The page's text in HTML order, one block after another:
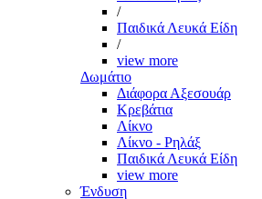
/
Παιδικά Λευκά Είδη
/
view more
Δωμάτιο
Διάφορα Αξεσουάρ
Κρεβάτια
Λίκνο
Λίκνο - Ρηλάξ
Παιδικά Λευκά Είδη
view more
Ένδυση